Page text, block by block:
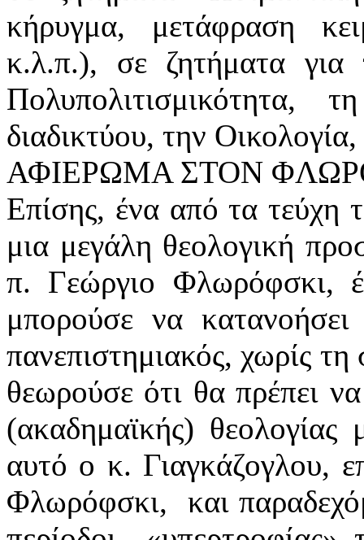
κήρυγμα, μετάφραση
κ.λ.π.), σε ζητήματα
διαδικτύου, την
ΑΦΙΕΡΩΜΑ ΣΤΟΝ
Επίσης, ένα από τα τεύχη
μια μεγάλη θεολογική
π. Γεώργιο Φλωρόφσκι,
μπορούσε να
πανεπιστημιακός, χωρίς
θεωρούσε ότι θα πρέπει
(ακαδημαϊκής)
αυτό ο κ. Γιαγκάζογλου,
Φλωρόφσκι, και